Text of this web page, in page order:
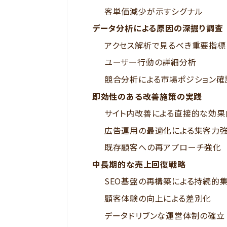
客単価減少が示すシグナル
データ分析による原因の深掘り調査
アクセス解析で見るべき重要指標
ユーザー行動の詳細分析
競合分析による市場ポジション
即効性のある改善施策の実践
サイト内改善による直接的な効
広告運用の最適化による集客力
既存顧客への再アプローチ強化
中長期的な売上回復戦略
SEO基盤の再構築による持続的
顧客体験の向上による差別化
データドリブンな運営体制の確立